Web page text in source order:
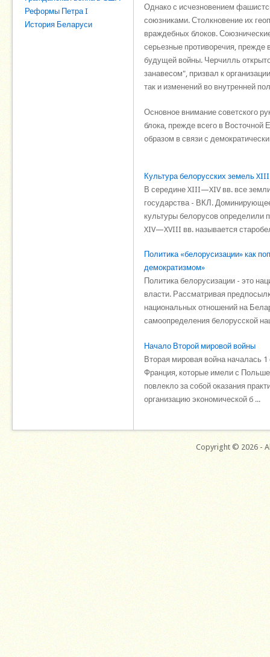
Реформы Петра I
История Беларуси
Однако с исчезновением
союзниками. Столкновение их
враждебных блоков.
серьезные противоречия,
будущей войны. Черчилль
занавесом", призвал к
так и изменений во внутренней
Основное внимание советского
блока, прежде всего в
образом в связи с
Культура белорусских земель
В середине XIII—XIV вв. все
государства - ВКЛ.
культуры белорусов определили
XIV—XVIII вв. называется
Политика «белорусизации» как
демократизмом»
Политика белорусизации - это
власти. Рассматривая
национальных отношений на
самоопределения белорусской
Начало Второй мировой войны
Вторая мировая война началась 1
Франция, которые имели с
повлекло за собой оказания
организацию экономической б ...
Copyright © 2026 -